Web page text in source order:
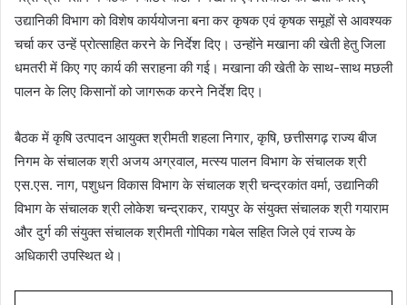
उद्यानिकी विभाग को विशेष कार्ययोजना बना कर कृषक एवं कृषक समूहों से आवश्यक
चर्चा कर उन्हें प्रोत्साहित करने के निर्देश दिए। उन्होंने मखाना की खेती हेतु जिला
धमतरी में किए गए कार्य की सराहना की गई। मखाना की खेती के साथ-साथ मछली
पालन के लिए किसानों को जागरूक करने निर्देश दिए।
बैठक में कृषि उत्पादन आयुक्त श्रीमती शहला निगार, कृषि, छत्तीसगढ़ राज्य बीज
निगम के संचालक श्री अजय अग्रवाल, मत्स्य पालन विभाग के संचालक श्री
एस.एस. नाग, पशुधन विकास विभाग के संचालक श्री चन्द्रकांत वर्मा, उद्यानिकी
विभाग के संचालक श्री लोकेश चन्द्राकर, रायपुर के संयुक्त संचालक श्री गयाराम
और दुर्ग की संयुक्त संचालक श्रीमती गोपिका गबेल सहित जिले एवं राज्य के
अधिकारी उपस्थित थे।